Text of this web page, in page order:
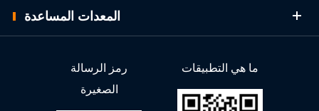
المعدات المساعدة
رمز الرسالة
الصغيرة
ما هي التطبيقات